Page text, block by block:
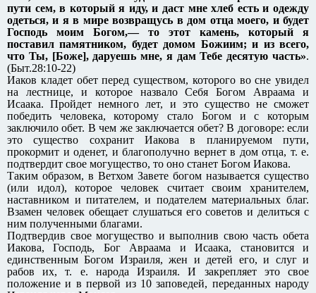
пути сем, в который я иду, и даст мне хлеб есть и одежду
одеться, и я в мире возвращусь в дом отца моего, и будет
Господь моим Богом,— то этот камень, который я
поставил памятником, будет домом Божиим; и из всего,
что Ты, [Боже], даруешь мне, я дам Тебе десятую часть».
(Быт.28:10-22)
Иаков кладет обет перед существом, которого во сне увидел
на лестнице, и которое назвало Себя Богом Авраама и
Исаака. Пройдет немного лет, и это существо не сможет
победить человека, которому стало Богом и с которым
заключило обет. В чем же заключается обет? В договоре: если
это существо сохранит Иакова в планируемом пути,
прокормит и оденет, и благополучно вернет в дом отца, т. е.
подтвердит свое могущество, то оно станет Богом Иакова.
Таким образом, в Ветхом Завете богом называется существо
(или идол), которое человек считает своим хранителем,
наставником и питателем, и подателем материальных благ.
Взамен человек обещает слушаться его советов и делиться с
ним полученными благами.
Подтвердив свое могущество и выполнив свою часть обета
Иакова, Господь, Бог Авраама и Исаака, становится и
единственным Богом Израиля, жен и детей его, и слуг и
рабов их, т. е. народа Израиля. И закрепляет это свое
положение и в первой из 10 заповедей, переданных народу